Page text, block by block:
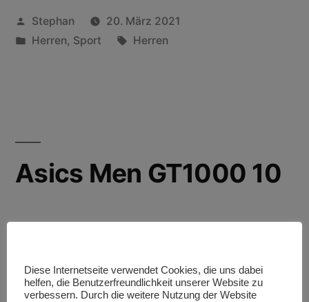
Stephan
20. März 2021
Herren, Sport Herren
Asics Men GT1000 10
Netzgewebe, das sich der natürlichen Form
Diese Internetseite verwendet Cookies, die uns dabei
helfen, die Benutzerfreundlichkeit unserer Website zu
verbessern. Durch die weitere Nutzung der Website